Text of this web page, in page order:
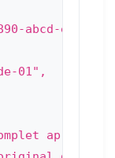
abcd-
01",
après la